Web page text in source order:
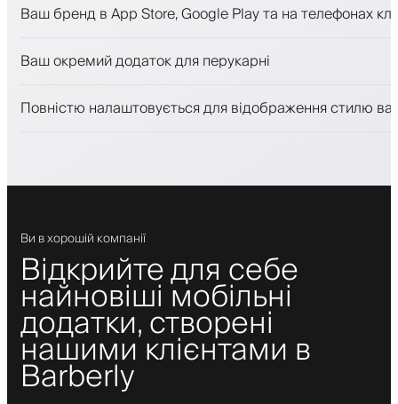
Платежі, застава
Залучайте клієнтів за допомогою програми
Ваш бренд в App Store, Google Play та на телефонах
Ваш окремий додаток для перукарні
Повністю налаштовується для відображення стилю
Ви в хорошій компанії
Відкрийте для себе
найновіші мобільні
додатки, створені
нашими клієнтами в
Barberly